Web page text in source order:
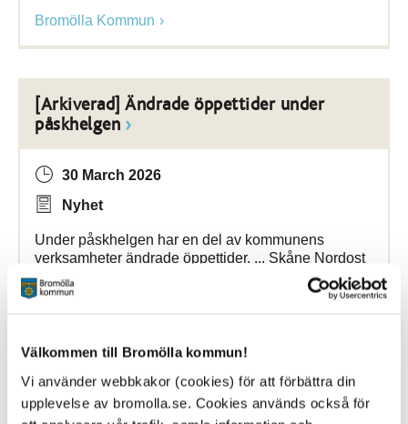
Välkommen till Bromölla kommun!
Vi använder webbkakor (cookies) för att förbättra din
upplevelse av bromolla.se. Cookies används också för
Bromölla Kommun
[Arkiverad] Ändrade öppettider under
påskhelgen
30 March 2026
Nyhet
Under påskhelgen har en del av kommunens
verksamheter ändrade öppettider. ... Skåne Nordost
AB 044-200 400 Individ- och
familjeomsorgen
Skärtorsdag 7.30-15 Långfredag STÄNGT
Bromölla Kommun